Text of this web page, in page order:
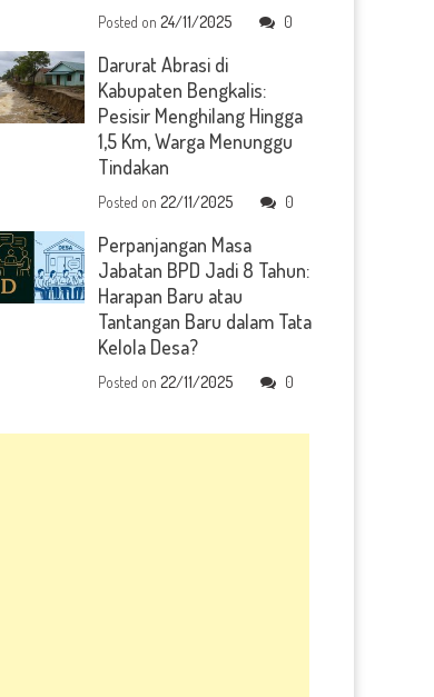
Posted on24/11/2025 0
Darurat Abrasi di
Kabupaten Bengkalis:
Pesisir Menghilang Hingga
1,5 Km, Warga Menunggu
Tindakan
Posted on22/11/2025 0
Perpanjangan Masa
Jabatan BPD Jadi 8 Tahun:
Harapan Baru atau
Tantangan Baru dalam Tata
Kelola Desa?
Posted on22/11/2025 0